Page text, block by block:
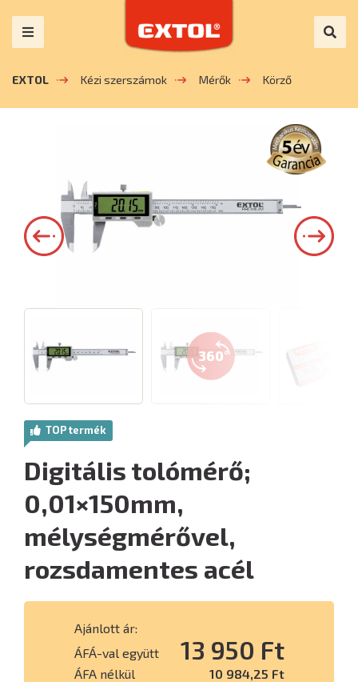
EXTOL Kézi szerszámok Mérők Körző
360°
TOP termék
Digitális tolómérő;
0,01×150mm,
mélységmérővel,
rozsdamentes acél
Ajánlott ár:
ÁFÁ-val együtt
13 950 Ft
ÁFA nélkül 10 984,25 Ft